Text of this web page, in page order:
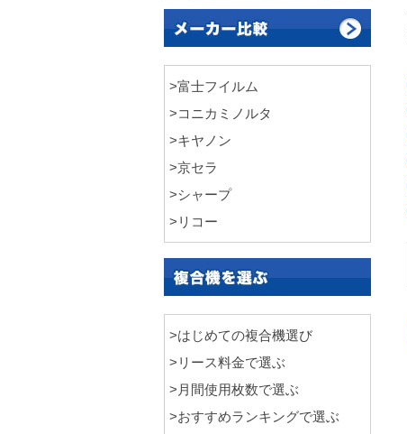
>富士フイルム
>コニカミノルタ
>キヤノン
>京セラ
>シャープ
>リコー
>はじめての複合機選び
>リース料金で選ぶ
>月間使用枚数で選ぶ
>おすすめランキングで選ぶ